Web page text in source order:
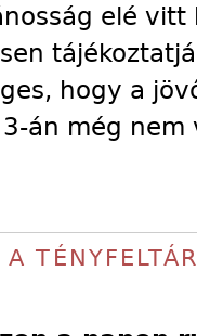
elé
hogy a
án még